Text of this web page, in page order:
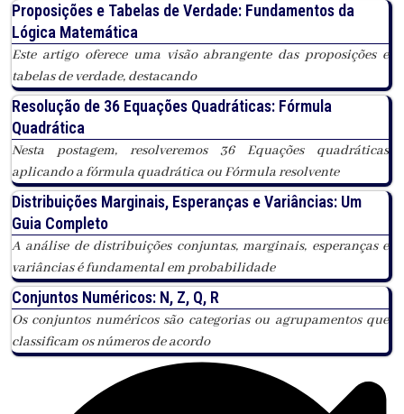
Proposições e Tabelas de Verdade: Fundamentos da
Lógica Matemática
Este artigo oferece uma visão abrangente das proposições e
tabelas de verdade, destacando
Resolução de 36 Equações Quadráticas: Fórmula
Quadrática
Nesta postagem, resolveremos 36 Equações quadráticas
aplicando a fórmula quadrática ou Fórmula resolvente
Distribuições Marginais, Esperanças e Variâncias: Um
Guia Completo
A análise de distribuições conjuntas, marginais, esperanças e
variâncias é fundamental em probabilidade
Conjuntos Numéricos: N, Z, Q, R
Os conjuntos numéricos são categorias ou agrupamentos que
classificam os números de acordo